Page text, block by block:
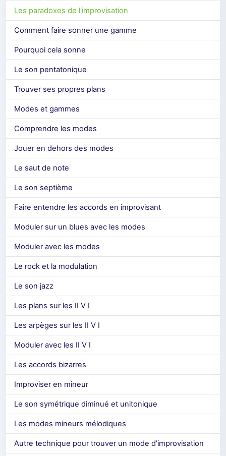
Les paradoxes de l'improvisation
Comment faire sonner une gamme
Pourquoi cela sonne
Le son pentatonique
Trouver ses propres plans
Modes et gammes
Comprendre les modes
Jouer en dehors des modes
Le saut de note
Le son septième
Faire entendre les accords en improvisant
Moduler sur un blues avec les modes
Moduler avec les modes
Le rock et la modulation
Le son jazz
Les plans sur les II V I
Les arpèges sur les II V I
Moduler avec les II V I
Les accords bizarres
Improviser en mineur
Le son symétrique diminué et unitonique
Les modes mineurs mélodiques
Autre technique pour trouver un mode d'improvisation